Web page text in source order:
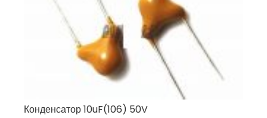
Конденсатор 10uF(106) 50V